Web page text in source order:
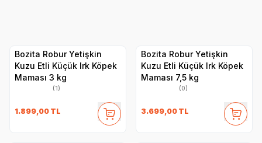
Bozita Robur Yetişkin
Kuzu Etli Küçük Irk Köpek
Maması 3 kg
(1)
1.899,00 TL
Bozita Robur Yetişkin
Kuzu Etli Küçük Irk Köpek
Maması 7,5 kg
(0)
3.699,00 TL